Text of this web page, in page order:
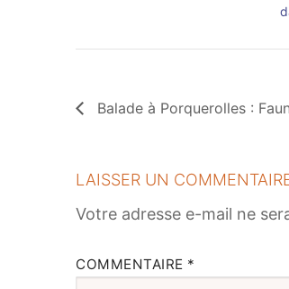
Balade à Porquerolles :
LAISSER UN
Votre adresse e-mail ne
COMMENTAIRE *